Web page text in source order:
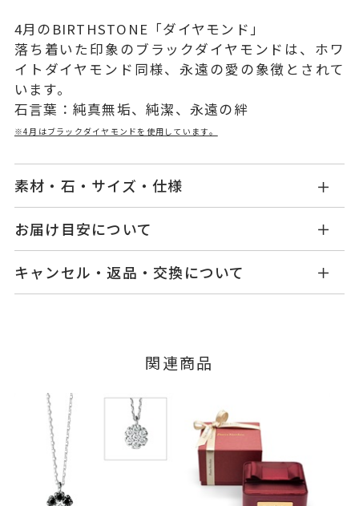
4月のBIRTHSTONE「ダイヤモンド」
落ち着いた印象のブラックダイヤモンドは、ホワ
イトダイヤモンド同様、永遠の愛の象徴とされて
います。
石言葉：純真無垢、純潔、永遠の絆
※4月はブラックダイヤモンドを使用しています。
素材・石・サイズ・仕様
品番
GL1422P001BLWB
素材
K18ホワイトゴールド
石
ブラックダイヤモンド0.16ct
ざいます。
リングサイズ
-
花 直径：約5mm
※ツメ部分 ブラックプレーティ
お届け目安について
せ。
ご注文およびご入金確認後、以下の日程にて発送
■お届け目安が「3営業日以内に発送」の商品
例：金曜日17時までのご注文→翌週火曜日までに
発送いたします。
■お届け目安が「約1ヶ月半以内～」の商品
ご注文いただいてから在庫状況を確認いたしま
キャンセル・返品・交換について
ージの購入履歴一覧よりご注文状況をご確認いた
ご注文状況が「注文済み」の場合に限り、キャ
ンセルを承ります。
メンバーシップ未登録のお客さまは、お問い合
わせフォームよりご連絡ください。
関連商品